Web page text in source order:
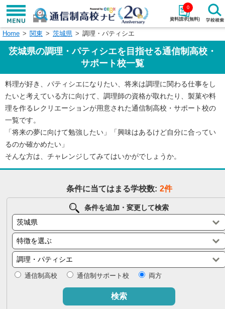
資料請求(無料)
0
学校名で探す
エリアから探す 特徴から探す
エリアを選択して探す
関東 北海道・東北
東海 北陸・甲信越
九州・沖縄
Home 関東 茨城県 調理・パティシエ
茨城県の調理・パティシエを目指せる通信制高校・
サポート校一覧
料理が好き、パティシエになりたい、将来は調理に関わる仕事をし
たいと考えている方に向けて、調理師の資格が取れたり、製菓や料
理を作るレクリエーションが用意された通信制高校・サポート校の
一覧です。
「将来の夢に向けて勉強したい」「興味はあるけど自分に合ってい
るのか確かめたい」
そんな方は、チャレンジしてみてはいかがでしょうか。
条件に当てはまる学校数: 2件
条件を追加・変更して検索
通信制高校 通信制サポート校 両方
検索